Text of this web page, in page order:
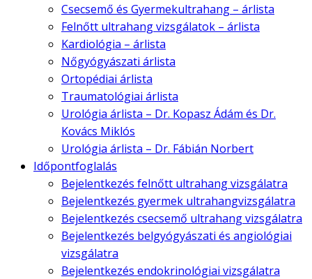
Csecsemő és Gyermekultrahang – árlista
Felnőtt ultrahang vizsgálatok – árlista
Kardiológia – árlista
Nőgyógyászati árlista
Ortopédiai árlista
Traumatológiai árlista
Urológia árlista – Dr. Kopasz Ádám és Dr.
Kovács Miklós
Urológia árlista – Dr. Fábián Norbert
Időpontfoglalás
Bejelentkezés felnőtt ultrahang vizsgálatra
Bejelentkezés gyermek ultrahangvizsgálatra
Bejelentkezés csecsemő ultrahang vizsgálatra
Bejelentkezés belgyógyászati és angiológiai
vizsgálatra
Bejelentkezés endokrinológiai vizsgálatra